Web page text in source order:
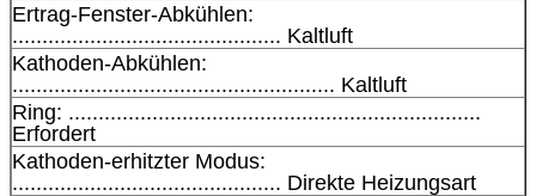
Ertrag-Fenster-Abkühlen:
............................................. Kaltluft
Kathoden-Abkühlen:
...................................................... Kaltluft
Ring: .....................................................................
Erfordert
Kathoden-erhitzter Modus:
............................................. Direkte Heizungsart